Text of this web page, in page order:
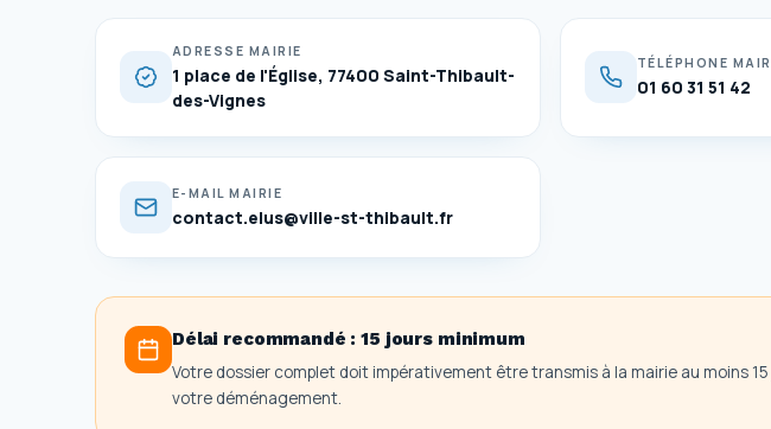
ADRESSE MAIRIE
1 place de l'Église, 77400 Saint-Thibault-
des-Vignes
TÉLÉPHONE
01 60 31 51 42
E-MAIL MAIRIE
contact.elus@ville-st-thibault.fr
Délai recommandé :15 jours minimum
Votre dossier complet doit impérativement être transmis à la mairie au moins
votre déménagement.